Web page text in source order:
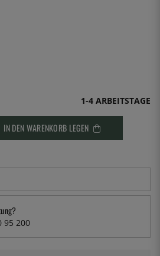
1-4 ARBEITSTAGE
IN DEN WARENKORB LEGEN
95 200